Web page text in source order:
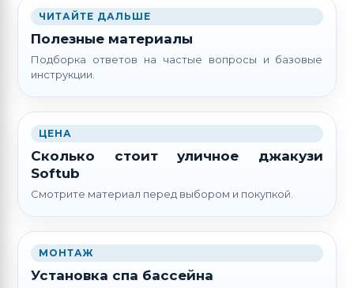
ЧИТАЙТЕ ДАЛЬШЕ
Полезные материалы
Подборка ответов на частые вопросы и базовые
инструкции.
ЦЕНА
Сколько стоит уличное джакузи
Softub
Смотрите материал перед выбором и покупкой.
МОНТАЖ
Установка спа бассейна